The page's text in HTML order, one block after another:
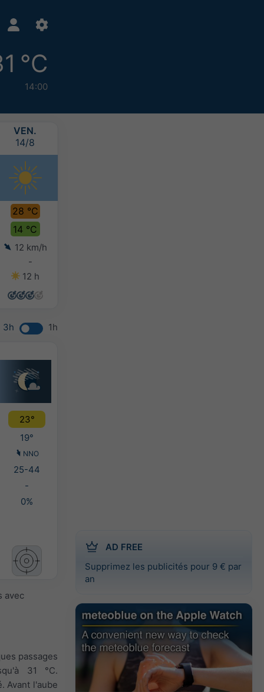
°C
14:00
AD FREE
Supprimez les publicités pour 9 € par
an
VEN.
14/8
28 °C
14 °C
12 km/h
-
12 h
3h 1h
23°
19°
NNO
25-44
-
0%
avec
passages
31 °C.
Avant l'aube